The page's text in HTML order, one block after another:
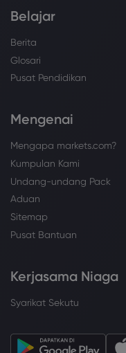
Belajar
Berita
Glosari
Pusat Pendidikan
Mengenai
Mengapa markets.com?
Kumpulan Kami
Undang-undang Pack
Aduan
Sitemap
Pusat Bantuan
Kerjasama Niaga
Syarikat Sekutu